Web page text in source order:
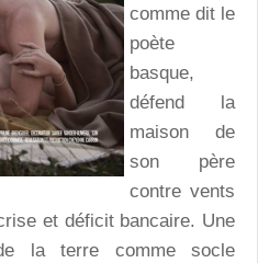
comme dit le
poète
basque,
défend la
maison de
son père
contre vents
et déficit bancaire. Une
la terre comme socle